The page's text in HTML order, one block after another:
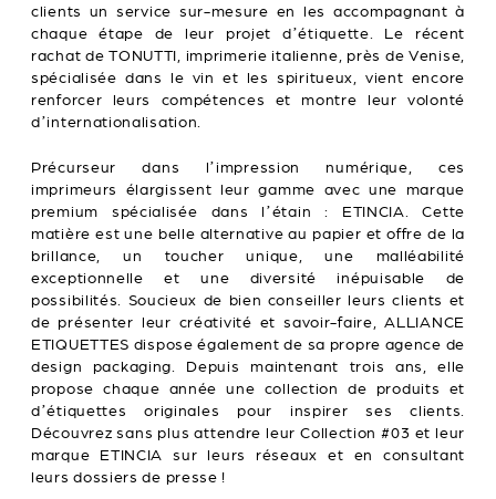
clients un service sur-mesure en les accompagnant à
chaque étape de leur projet d’étiquette. Le récent
rachat de TONUTTI, imprimerie italienne, près de Venise,
spécialisée dans le vin et les spiritueux, vient encore
renforcer leurs compétences et montre leur volonté
d’internationalisation.
Précurseur dans l’impression numérique, ces
imprimeurs élargissent leur gamme avec une marque
premium spécialisée dans l’étain : ETINCIA. Cette
matière est une belle alternative au papier et offre de la
brillance, un toucher unique, une malléabilité
exceptionnelle et une diversité inépuisable de
possibilités. Soucieux de bien conseiller leurs clients et
de présenter leur créativité et savoir-faire, ALLIANCE
ETIQUETTES dispose également de sa propre agence de
design packaging. Depuis maintenant trois ans, elle
propose chaque année une collection de produits et
d’étiquettes originales pour inspirer ses clients.
Découvrez sans plus attendre leur Collection #03 et leur
marque ETINCIA sur leurs réseaux et en consultant
leurs dossiers de presse !